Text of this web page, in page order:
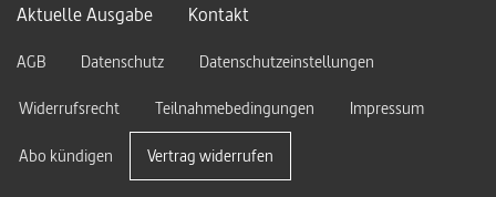
Aktuelle Ausgabe
Kontakt
AGB Datenschutz
Datenschutzeinstellungen
Widerrufsrecht
Teilnahmebedingungen Impressum
Abo kündigen Vertrag widerrufen